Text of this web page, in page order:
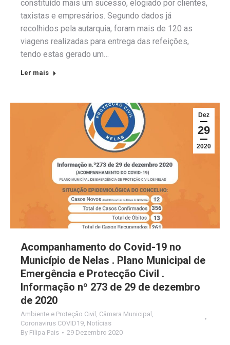
constituído mais um sucesso, elogiado por clientes,
taxistas e empresários. Segundo dados já
recolhidos pela autarquia, foram mais de 120 as
viagens realizadas para entrega das refeições,
tendo estas gerado um…
Ler mais
Dez
29
2020
Acompanhamento do Covid-19 no
Município de Nelas . Plano Municipal de
Emergência e Protecção Civil .
Informação nº 273 de 29 de dezembro
de 2020
Ambiente e Proteção Civil Câmara Municipal
Coronavirus COVID19 Notícias
By Filipa Pais 29 Dezembro 2020